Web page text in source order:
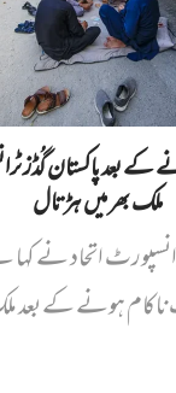
کے بعد پاکستان گُڈز
ملک بھر میں ہڑتال
اتحاد نے
ہونے کے بعد